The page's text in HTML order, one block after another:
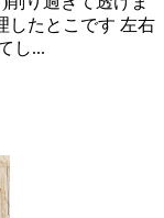
したとこです 左右
し...